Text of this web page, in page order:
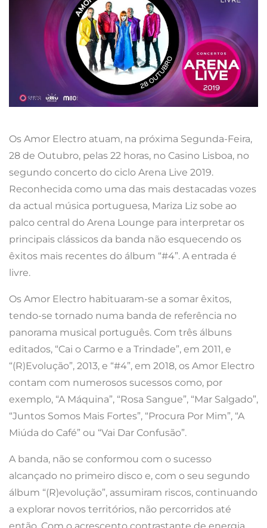
Os Amor Electro atuam, na próxima Segunda-Feira,
28 de Outubro, pelas 22 horas, no Casino Lisboa, no
segundo concerto do ciclo Arena Live 2019.
Reconhecida como uma das mais destacadas vozes
da actual música portuguesa, Mariza Liz sobe ao
palco central do Arena Lounge para interpretar os
principais clássicos da banda não esquecendo os
êxitos mais recentes do álbum “#4”. A entrada é
livre.
Os Amor Electro habituaram-se a somar êxitos,
tendo-se tornado numa banda de referência no
panorama musical português. Com três álbuns
editados, “Cai o Carmo e a Trindade”, em 2011, e
“(R)Evolução”, 2013, e “#4”, em 2018, os Amor Electro
contam com numerosos sucessos como, por
exemplo, “A Máquina”, “Rosa Sangue”, “Mar Salgado”,
“Juntos Somos Mais Fortes”, “Procura Por Mim”, “A
Miúda do Café” ou “Vai Dar Confusão”.
A banda, não se conformou com o sucesso
alcançado no primeiro disco e, com o seu segundo
álbum “(R)evolução”, assumiram riscos, continuando
a explorar novos territórios, não percorridos até